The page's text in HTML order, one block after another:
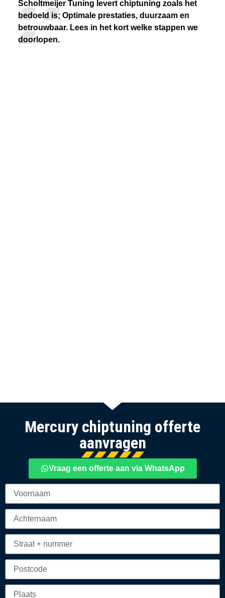
Scholtmeijer Tuning levert chiptuning zoals het
bedoeld is; Optimale prestaties, duurzaam en
betrouwbaar. Lees in het kort welke stappen we
doorlopen.
Mercury chiptuning offerte
aanvragen
Vraag een offerte aan via WhatsApp